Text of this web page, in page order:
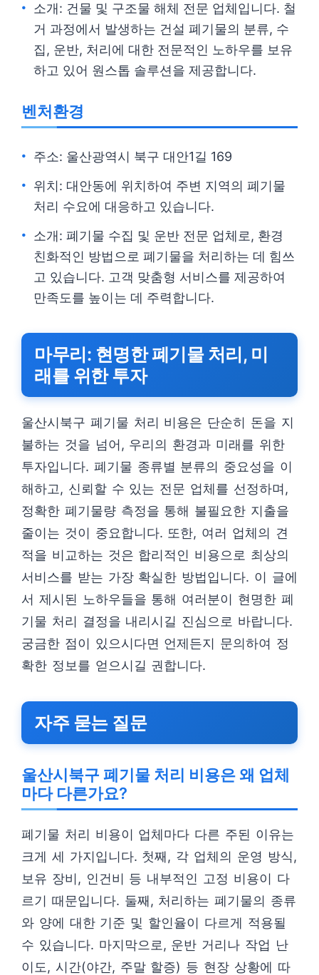
소개: 건물 및 구조물 해체 전문 업체입니다. 철
거 과정에서 발생하는 건설 폐기물의 분류, 수
집, 운반, 처리에 대한 전문적인 노하우를 보유
하고 있어 원스톱 솔루션을 제공합니다.
벤처환경
주소: 울산광역시 북구 대안1길 169
위치: 대안동에 위치하여 주변 지역의 폐기물
처리 수요에 대응하고 있습니다.
소개: 폐기물 수집 및 운반 전문 업체로, 환경
친화적인 방법으로 폐기물을 처리하는 데 힘쓰
고 있습니다. 고객 맞춤형 서비스를 제공하여
만족도를 높이는 데 주력합니다.
마무리: 현명한 폐기물 처리, 미
래를 위한 투자
울산시북구 폐기물 처리 비용은 단순히 돈을 지
불하는 것을 넘어, 우리의 환경과 미래를 위한
투자입니다. 폐기물 종류별 분류의 중요성을 이
해하고, 신뢰할 수 있는 전문 업체를 선정하며,
정확한 폐기물량 측정을 통해 불필요한 지출을
줄이는 것이 중요합니다. 또한, 여러 업체의 견
적을 비교하는 것은 합리적인 비용으로 최상의
서비스를 받는 가장 확실한 방법입니다. 이 글에
서 제시된 노하우들을 통해 여러분이 현명한 폐
기물 처리 결정을 내리시길 진심으로 바랍니다.
궁금한 점이 있으시다면 언제든지 문의하여 정
확한 정보를 얻으시길 권합니다.
자주 묻는 질문
울산시북구 폐기물 처리 비용은 왜 업체
마다 다른가요?
폐기물 처리 비용이 업체마다 다른 주된 이유는
크게 세 가지입니다. 첫째, 각 업체의 운영 방식,
보유 장비, 인건비 등 내부적인 고정 비용이 다
르기 때문입니다. 둘째, 처리하는 폐기물의 종류
와 양에 대한 기준 및 할인율이 다르게 적용될
수 있습니다. 마지막으로, 운반 거리나 작업 난
이도, 시간(야간, 주말 할증) 등 현장 상황에 따